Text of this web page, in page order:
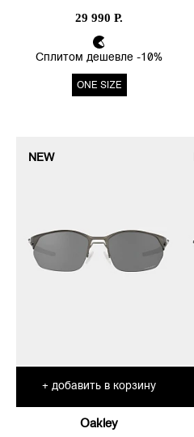
29 990 Р.
Сплитом дешевле -10%
ONE SIZE
NEW
+ добавить в корзину
Oakley